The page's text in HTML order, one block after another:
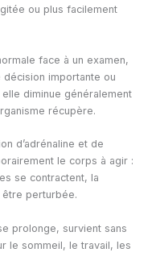
ou plus facilement
face à un examen,
importante ou
diminue généralement
récupère.
d’adrénaline et de
le corps à agir :
se contractent, la
perturbée.
prolonge, survient sans
le sommeil, le travail, les